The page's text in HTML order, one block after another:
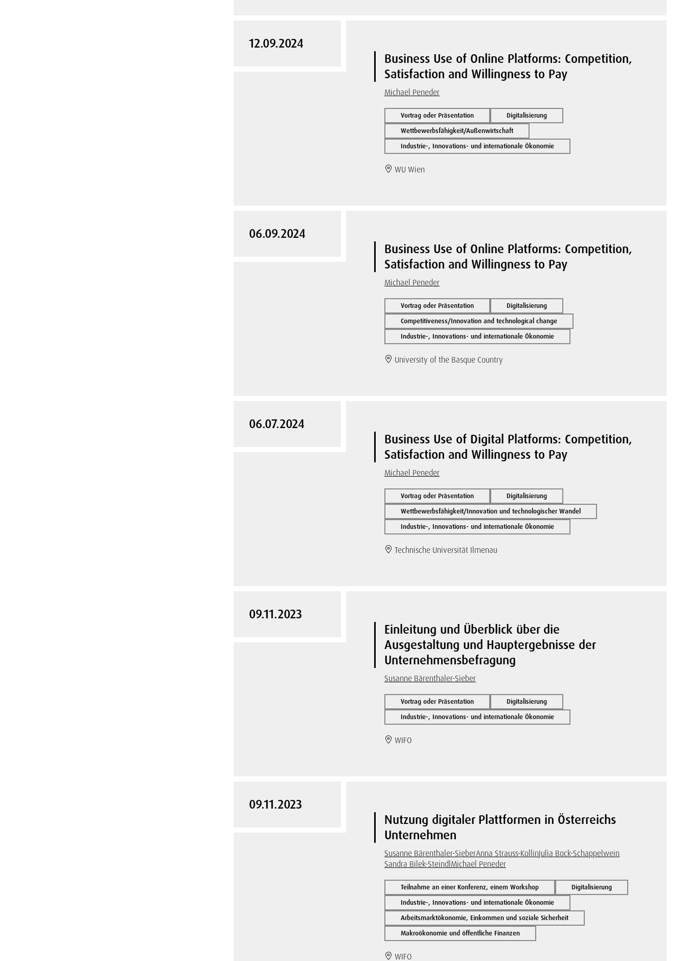
12.09.2024
Business Use of Online Platforms: Competition,
Satisfaction and Willingness to Pay
Michael Peneder
Vortrag oder Präsentation
Digitalisierung
Wettbewerbsfähigkeit/Außenwirtschaft
Industrie-, Innovations- und internationale Ökonomie
WU Wien
06.09.2024
Business Use of Online Platforms: Competition,
Satisfaction and Willingness to Pay
Michael Peneder
Vortrag oder Präsentation
Digitalisierung
Competitiveness/Innovation and technological change
Industrie-, Innovations- und internationale Ökonomie
University of the Basque Country
06.07.2024
Business Use of Digital Platforms: Competition,
Satisfaction and Willingness to Pay
Michael Peneder
Vortrag oder Präsentation
Digitalisierung
Wettbewerbsfähigkeit/Innovation und technologischer Wandel
Industrie-, Innovations- und internationale Ökonomie
Technische Universität Ilmenau
09.11.2023
Einleitung und Überblick über die
Ausgestaltung und Hauptergebnisse der
Unternehmensbefragung
Susanne Bärenthaler-Sieber
Vortrag oder Präsentation
Digitalisierung
Industrie-, Innovations- und internationale Ökonomie
WIFO
09.11.2023
Nutzung digitaler Plattformen in Österreichs
Unternehmen
Susanne Bärenthaler-SieberAnna Strauss-KollinJulia Bock-Schappelwein
Sandra Bilek-Steindl Michael Peneder
Teilnahme an einer Konferenz, einem Workshop
Digitalisierung
Industrie-, Innovations- und internationale Ökonomie
Arbeitsmarktökonomie, Einkommen und soziale Sicherheit
Makroökonomie und öffentliche Finanzen
WIFO